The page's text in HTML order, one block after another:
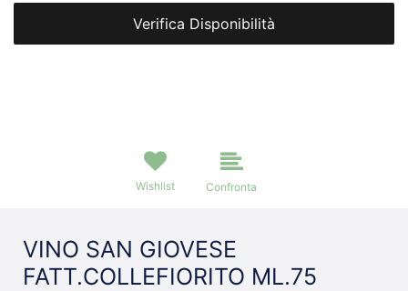
Verifica Disponibilità
Wishlist Confronta
VINO SAN GIOVESE
FATT.COLLEFIORITO ML.75